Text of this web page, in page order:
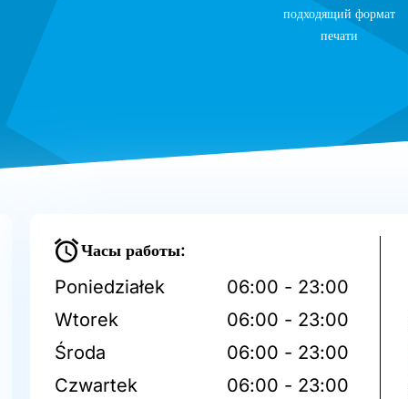
подходящий формат
печати
Часы работы:
Poniedziałek
06:00 - 23:00
Wtorek
06:00 - 23:00
Środa
06:00 - 23:00
Czwartek
06:00 - 23:00